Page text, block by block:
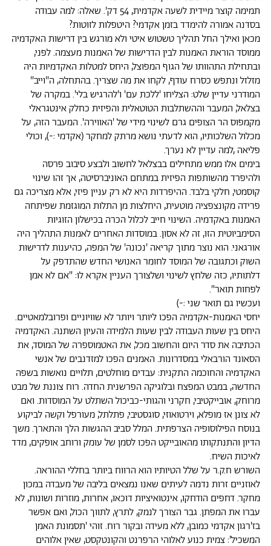
תמימה קוצר מיידית לשעה אקדמית, 54 דק'. שאלה: למה עבודה
בסדנה אמורה להימדד בזמן אקדמי? היטפלות לזוטות?
מכאן ואילך החל תהליך טשטוש איטי ולא מורגש בין דרישות האקדמיה
ממוסד הוראת האמנות לבין הדרישות של האמנות מעצמה. לפני,
ובתחילת התהוותו של הגוף המפוצל, היחס למטלות האקדמיות היה
מזלזל ונתפש כסרח עודף, לקחו את מה שצריך. בהתחלה, ה"וייב"
המודרני עדיין שלט: הצליחו 'ללכת עם' ו'להרגיש בלי'. במקרה של
בצלאל, המעבר וההשתלבות הטוטאלית והפיזית כחלק אינטגראלי
מקמפוס הר הצופים גרם לשינוי מידי של 'האווירה'. המעבר הזה, על
מכלול השלכותיו, הוא לדעתי נושא מרתק למחקר (אקדמי :-), וכולי
פליאה ,למה עדיין לא נערך.
בימים אלו ממש מתחילים בבצלאל לחשוב ולבצע סיבוב פרסה
ולהיפרד מהשותפות הפיזית במתחם האוניברסיטה, אך זהו שינוי
קוסמטי, חלקי בלבד. ההיפרדות היא לא רק עניין פיזי, אלא מצריכה גם
פרידה מקונצפציה מוטעית, היחלצות מן התלות המוגזמת שפיתחה
האמנות באקדמיה. השינוי חייב לכלול הכרה בכישלון הזוגיות
הסימביוטית הזו, זה לא אסון. במוסדות האחרים לאמנות התהליך היה
אורגאני. הוא נוצר מתוך קריאה 'נכונה' של המפה, כהיענות לדרישות
השוק וכתגובה של המוסד לחומר האנושי החדש שהתדפק על
דלתותיו, כזה שלחץ לשינוי ושלצורך העניין אקרא לו: "אם לא אמן
לפחות תואר".
ועכשיו גם תואר שני :-)
יחסי האמנות-אקדמיה הפכו ליותר ויותר לא שוויוניים ופרובלמאטיים.
היחס בין שעות העבודה לבין שעות הלמידה והעיון השתנה. האקדמיה
הכתיבה את סדר היום והחשוב מכל, את האטמוספרה של המוסד, את
הסאונד הורבאלי במסדרונות. האמנים הפכו למזדנבים של אנשי
האקדמיה והחוכמה התקנית: עבדים מוחלטים, תלויים נואשות בשפה
החדשה, במבט המפצח ובלוגיקה הפרשנית החדה. רוח צוננת של מבט
מרוחק, אובייקטיבי, חקרני והגותי-כביכול השתלט על המוסדות. ואם
לא צונן אז מופלא, וירטואוזי, סוגסטיבי, פתלתל, מעורפל וקשה לביקוע
בנוסח הפילוסופיה הצרפתית. המלל סביב ההגשות הלך והתארך. משך
הדיון והתנתקותו מהאובייקט הפכו לסמן של עומק ורוחב אופקים, מדד
לאיכות השיח.
השורש ח.ק.ר על שלל הטיותיו הוא הרווח ביותר בחללי ההוראה.
לאוזניים זרות נדמה לעיתים שאנו נמצאים בליבה של מעבדה במכון
מחקר. דחפים הודחקו, אינטואיציות דוכאו, אחרות, מוזרות ושונות, לא
עברו את המפתן. גבר הצורך לנמק, לתרץ, לתווך הכול, ואם אפשר
בז'רגון אקדמי כמובן, ללא מעידה ובקור רוח. זוהי 'תסמונת האמן
המשכיל': צמית כנוע לאלוהי הרפרנט והקונטקסט, שאין אלוהים